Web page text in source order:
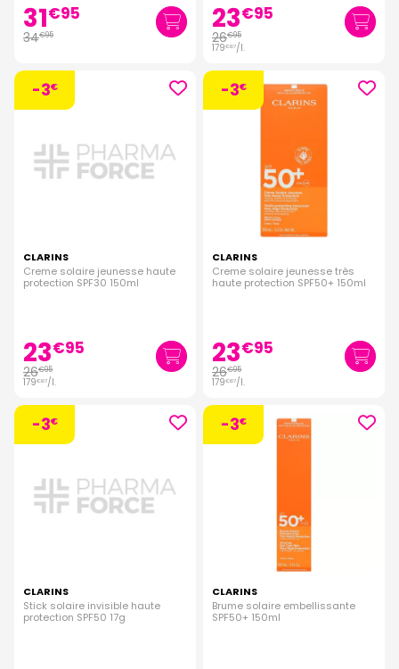
31€95
34€95 23€95
26€95
179€67/l.
-3€
CLARINS
Creme solaire jeunesse haute
protection SPF30 150ml
23€95
26€95
179€67/l.
-3€
CLARINS
Creme solaire jeunesse très
haute protection SPF50+ 150ml
23€95
26€95
179€67/l.
-3€
CLARINS
Stick solaire invisible haute
protection SPF50 17g
-3€
CLARINS
Brume solaire embellissante
SPF50+ 150ml